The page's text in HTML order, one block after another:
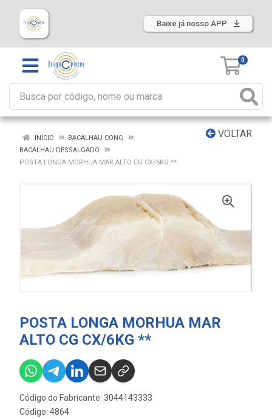
Baixe já nosso APP
0
VOLTAR
INÍCIO
BACALHAU CONG
BACALHAU DESSALGADO
POSTA LONGA MORHUA MAR ALTO CG CX/6KG **
POSTA LONGA MORHUA MAR
ALTO CG CX/6KG **
Código do Fabricante: 3044143333
Código: 4864